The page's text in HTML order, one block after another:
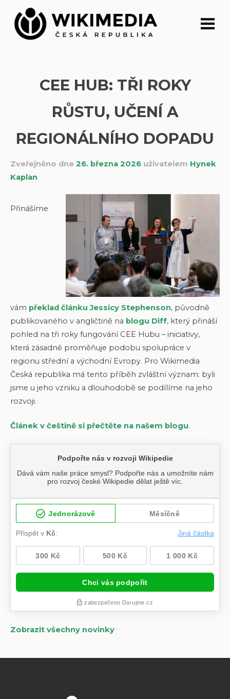
Přeskočit
obsah
CEE HUB: TŘI ROKY
RŮSTU, UČENÍ A
REGIONÁLNÍHO DOPADU
Zveřejněno dne 26. března 2026 uživatelem Hynek
Kaplan
Přinášíme
vám překlad článku Jessicy Stephenson, původně
publikovaného v angličtině na blogu Diff, který přináší
pohled na tři roky fungování CEE Hubu – iniciativy,
která zásadně proměňuje podobu spolupráce v
regionu střední a východní Evropy. Pro Wikimedia
Česká republika má tento příběh zvláštní význam: byli
jsme u jeho vzniku a dlouhodobě se podílíme na jeho
rozvoji.
Článek v češtině si přečtěte na našem blogu.
Zobrazit všechny novinky